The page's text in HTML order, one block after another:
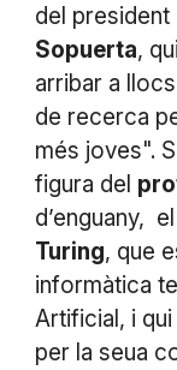
del president
Sopuerta,
arribar a
de recerca
més joves".
figura del
d’enguany,
Turing, que
informàtica
Artificial, i
per la seua